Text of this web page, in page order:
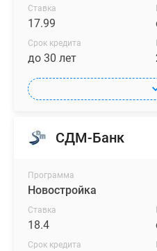
Ставка
17.99
Срок кредита
до 30 лет
СДМ-Банк
Программа
Новостройка
Ставка
18.4
Срок кредита